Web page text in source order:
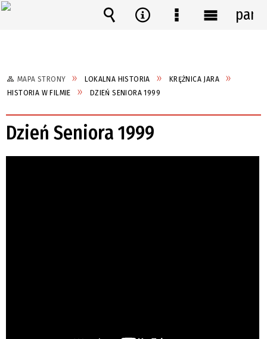
MAPA STRONY LOKALNA HISTORIA
KRĘŻNICA JARA
HISTORIA W FILMIE
DZIEŃ SENIORA 1999
Dzień Seniora 1999